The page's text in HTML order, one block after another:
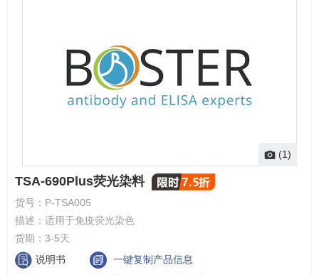
(1)
TSA-690Plus荧光染料
货号： P-TSA005
描述： 适用于免疫荧光染色
货期： 3-5天
说明书
一键复制产品信息